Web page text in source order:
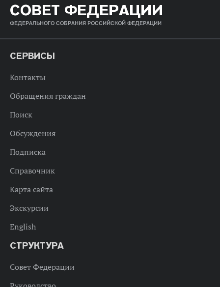
СОВЕТ ФЕДЕРАЦИИ
ФЕДЕРАЛЬНОГО СОБРАНИЯ РОССИЙСКОЙ ФЕДЕРАЦИИ
СЕРВИСЫ
Контакты
Обращения граждан
Поиск
Обсуждения
Подписка
Справочник
Карта сайта
Экскурсии
English
СТРУКТУРА
Совет Федерации